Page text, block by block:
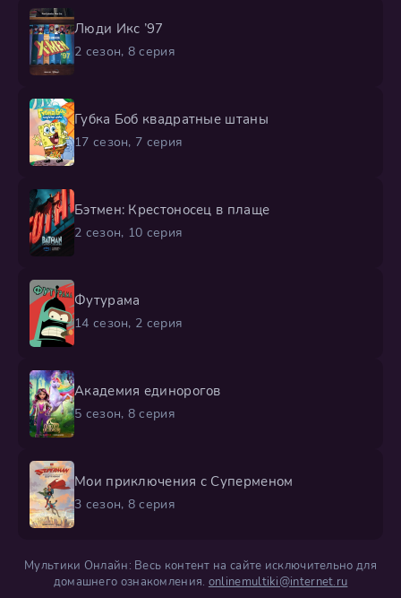
Люди Икс ’97
2 сезон, 8 серия
Губка Боб квадратные штаны
17 сезон, 7 серия
Бэтмен: Крестоносец в плаще
2 сезон, 10 серия
Футурама
14 сезон, 2 серия
Академия единорогов
5 сезон, 8 серия
Мои приключения с Суперменом
3 сезон, 8 серия
Мультики Онлайн: Весь контент на сайте исключительно для
домашнего ознакомления. onlinemultiki@internet.ru